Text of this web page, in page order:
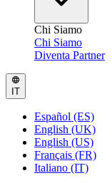
Chi Siamo
Chi Siamo
Diventa Partner
IT
Español (ES)
English (UK)
English (US)
Français (FR)
Italiano (IT)